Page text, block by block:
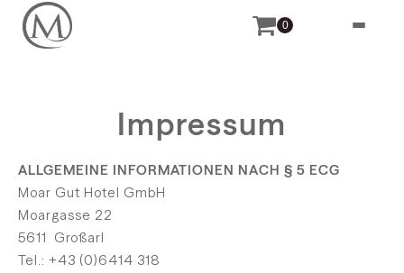
0
Impressum
ALLGEMEINE INFORMATIONEN NACH § 5 ECG
Moar Gut Hotel GmbH
Moargasse 22
5611 Großarl
Tel.: +43 (0)6414 318